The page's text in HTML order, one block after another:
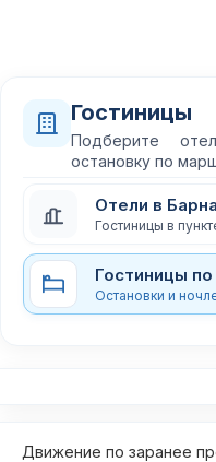
Гостиницы
Подберите
остановку по
Отели в
Гостиницы в
Гостиницы
Остановки и
Движение по заранее